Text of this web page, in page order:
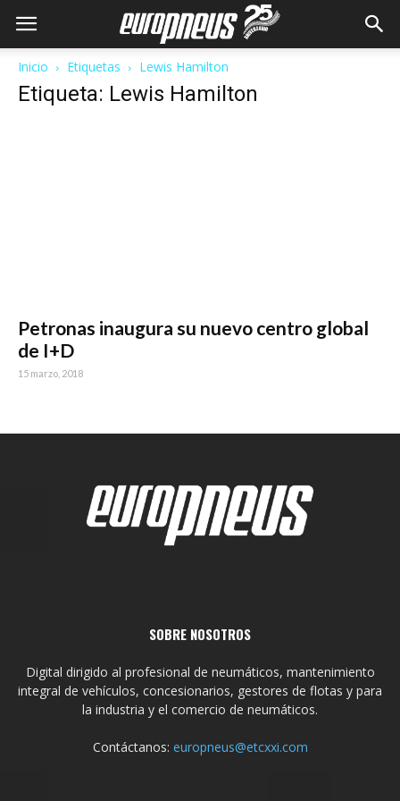
Inicio Etiquetas Lewis Hamilton
Etiqueta: Lewis Hamilton
Petronas inaugura su nuevo centro global
de I+D
15 marzo, 2018
SOBRE NOSOTROS
Digital dirigido al profesional de neumáticos, mantenimiento
integral de vehículos, concesionarios, gestores de flotas y para
la industria y el comercio de neumáticos.
Contáctanos: europneus@etcxxi.com